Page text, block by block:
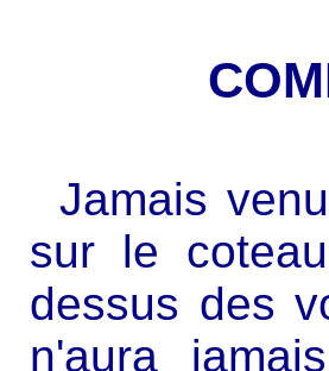
Jamais
sur le
dessus des
n'aura